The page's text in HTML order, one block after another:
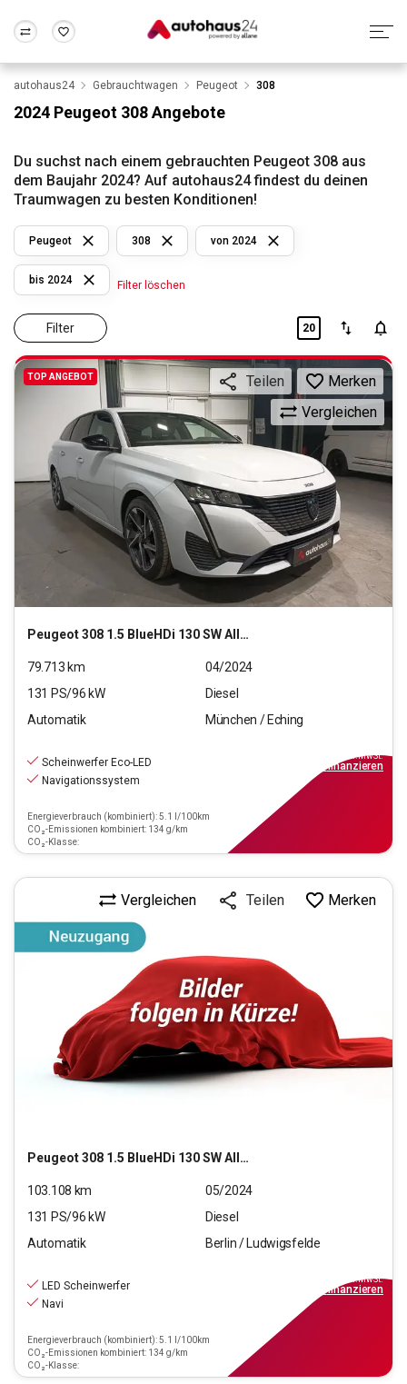
Wir bewerten dein Auto
Alle Fragen & Antworten
Rund um die Inzahlungnahme
Frankfurt Wuppertal
autohaus24 Gebrauchtwagen Peugeot 308
2024 Peugeot 308 Angebote
Du suchst nach einem gebrauchten Peugeot 308 aus
dem Baujahr 2024? Auf autohaus24 findest du deinen
Traumwagen zu besten Konditionen!
Filter
Peugeot 308 von 2024
bis 2024 Filter löschen
20
TOP ANGEBOT
Peugeot308 1.5 BlueHDi 130 SW Allure Pack
Vergleichen
Teilen Merken
79.713 km
04/2024
131 PS/96 kW
Diesel
Automatik
München / Eching
Scheinwerfer Eco-LED
Navigationssystem
Energieverbrauch (kombiniert): 5.1 l/100km
CO₂-Emissionen kombiniert: 134 g/km
CO₂-Klasse:
inkl.MwSt.
finanzieren
Peugeot308 1.5 BlueHDi 130 SW Allure Pack (EURO 6d)
Vergleichen Teilen Merken
103.108 km
05/2024
131 PS/96 kW
Diesel
Automatik
Berlin / Ludwigsfelde
LED Scheinwerfer
Navi
Energieverbrauch (kombiniert): 5.1 l/100km
CO₂-Emissionen kombiniert: 134 g/km
CO₂-Klasse:
inkl.MwSt.
finanzieren